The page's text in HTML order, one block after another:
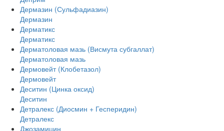
Дермазин (Сульфадиазин)
Дермазин
Дерматикс
Дерматикс
Дерматоловая мазь (Висмута субгаллат)
Дерматоловая мазь
Дермовейт (Клобетазол)
Дермовейт
Деситин (Цинка оксид)
Деситин
Детралекс (Диосмин + Гесперидин)
Детралекс
Джозамицин